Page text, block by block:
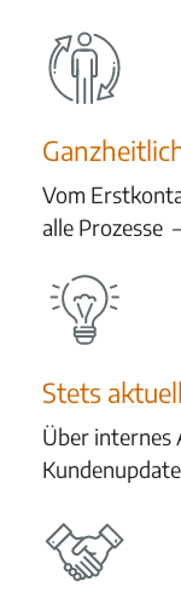
Vom
alle Prozesse
Stets
Über internes